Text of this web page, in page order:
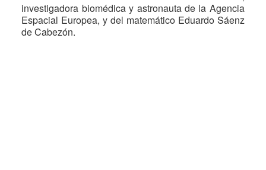
investigadora biomédica y astronauta de la Agencia
Espacial Europea, y del matemático Eduardo Sáenz
de Cabezón.